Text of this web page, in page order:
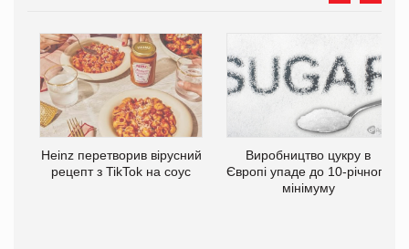
Heinz перетворив вірусний
рецепт з TikTok на соус
Виробництво цукру в
Європі упаде до 10-річного
мінімуму